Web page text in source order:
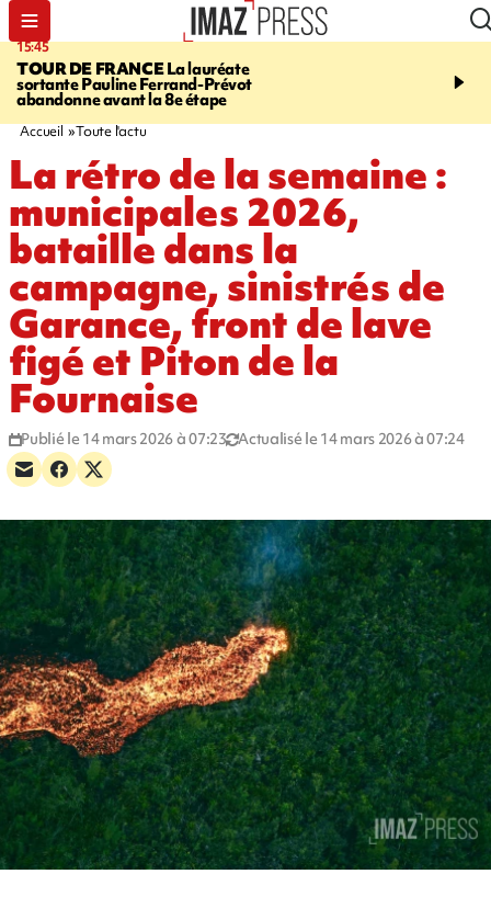
15:45
TOUR DE FRANCELa lauréate
sortante Pauline Ferrand-Prévot
abandonne avant la 8e étape
20:17
routière, concours de
Accueil Toute l'actu
La rétro de la semaine :
municipales 2026,
bataille dans la
campagne, sinistrés de
Garance, front de lave
figé et Piton de la
Fournaise
Publié le 14 mars 2026 à 07:23 Actualisé le 14 mars 2026 à 07:24